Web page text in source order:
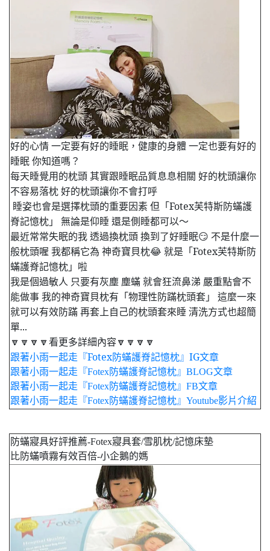
好的心情 一定要有好的睡眠， 健康的身體 一定也要有好的
睡眠 你知道嗎？
每天睡覺用的枕頭 其實跟睡眠品質息息相關 好的枕頭讓你
不容易落枕 好的枕頭讓你不會打呼
睡姿也會是選擇枕頭的重要因素 但「Fotex芙特斯防蟎護
脊記憶枕」 無論是仰睡 還是側睡都可以～
最近常常失眠的我 透過換枕頭 換到了好睡眠😏 不是什麼一
般枕頭喔 我都稱它為 神奇寶貝枕😂 就是「Fotex芙特斯防
蟎護脊記憶枕」啦
我是個過敏人 只要有灰塵 塵蟎 就會狂流鼻涕 嚴重點會不
能做事 我的神奇寶貝枕有「物理性防蹣枕頭套」 這麼一來
就可以有效防蹣 再套上自己的枕頭套來睡 清洗方式也超簡
單...
🔽🔽🔽🔽看更多詳細內容🔽🔽🔽🔽
跟著小雨一起走『Fotex防蟎護脊記憶枕』IG文章
跟著小雨一起走『Fotex防蟎護脊記憶枕』BLOG文章
跟著小雨一起走『Fotex防蟎護脊記憶枕』FB文章
跟著小雨一起走『Fotex防蟎護脊記憶枕』Youtube影片介紹
防蟎寢具好評推薦-Fotex寢具套/雪肌枕/記憶床墊
比防蟎噴霧有效百倍-小企鵝的媽